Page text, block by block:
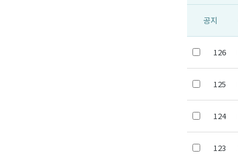
공지
126
125
124
123